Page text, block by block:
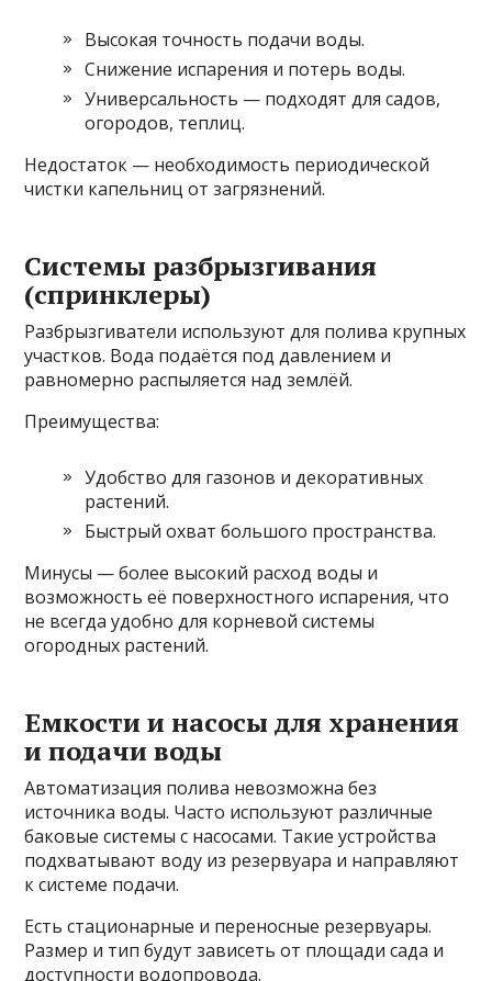
Высокая точность подачи воды.
Снижение испарения и потерь воды.
Универсальность — подходят для садов,
огородов, теплиц.
Недостаток — необходимость периодической
чистки капельниц от загрязнений.
Системы разбрызгивания
(спринклеры)
Разбрызгиватели используют для полива крупных
участков. Вода подаётся под давлением и
равномерно распыляется над землёй.
Преимущества:
Удобство для газонов и декоративных
растений.
Быстрый охват большого пространства.
Минусы — более высокий расход воды и
возможность её поверхностного испарения, что
не всегда удобно для корневой системы
огородных растений.
Емкости и насосы для хранения
и подачи воды
Автоматизация полива невозможна без
источника воды. Часто используют различные
баковые системы с насосами. Такие устройства
подхватывают воду из резервуара и направляют
к системе подачи.
Есть стационарные и переносные резервуары.
Размер и тип будут зависеть от площади сада и
доступности водопровода.